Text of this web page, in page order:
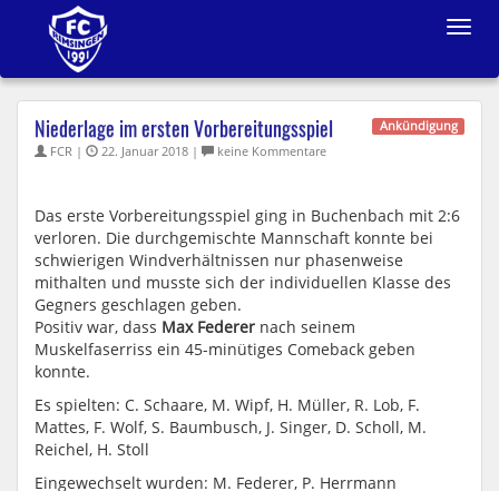
Toggle
Niederlage im ersten Vorbereitungsspiel Ankündigung
FCR | 22. Januar 2018 | keine Kommentare
Das erste Vorbereitungsspiel ging in Buchenbach mit 2:6
verloren. Die durchgemischte Mannschaft konnte bei
schwierigen Windverhältnissen nur phasenweise
mithalten und musste sich der individuellen Klasse des
Gegners geschlagen geben.
Positiv war, dass Max Federer nach seinem
Muskelfaserriss ein 45-minütiges Comeback geben
konnte.
Es spielten: C. Schaare, M. Wipf, H. Müller, R. Lob, F.
Mattes, F. Wolf, S. Baumbusch, J. Singer, D. Scholl, M.
Reichel, H. Stoll
Eingewechselt wurden: M. Federer, P. Herrmann